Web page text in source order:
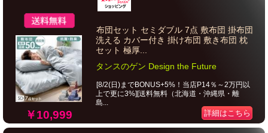
￥10,999
布団セット セミダブル 7点 敷布団 掛布団
洗える カバー付き 掛け布団 敷き布団 枕
セット 極厚...
タンスのゲン Design the Future
[8/2(日)までBONUS+5%！当店P14％～2万円以
上で更に3%][送料無料（北海道・沖縄県・離
島...
詳細はこちら